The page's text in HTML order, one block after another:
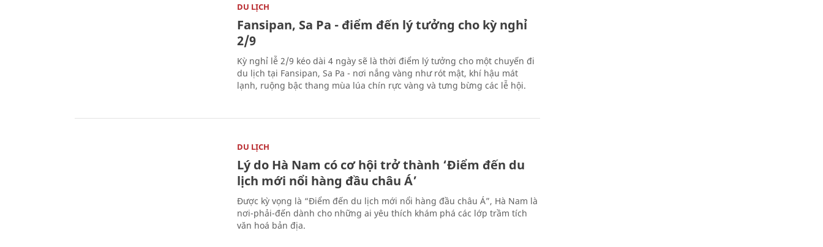
DU LỊCH
Fansipan, Sa Pa - điểm đến lý tưởng cho kỳ nghỉ
2/9
Kỳ nghỉ lễ 2/9 kéo dài 4 ngày sẽ là thời điểm lý tưởng cho một chuyến đi
du lịch tại Fansipan, Sa Pa - nơi nắng vàng như rót mật, khí hậu mát
lạnh, ruộng bậc thang mùa lúa chín rực vàng và tưng bừng các lễ hội.
DU LỊCH
Lý do Hà Nam có cơ hội trở thành ‘Điểm đến du
lịch mới nổi hàng đầu châu Á’
Được kỳ vọng là “Điểm đến du lịch mới nổi hàng đầu châu Á”, Hà Nam là
nơi-phải-đến dành cho những ai yêu thích khám phá các lớp trầm tích
văn hoá bản địa.